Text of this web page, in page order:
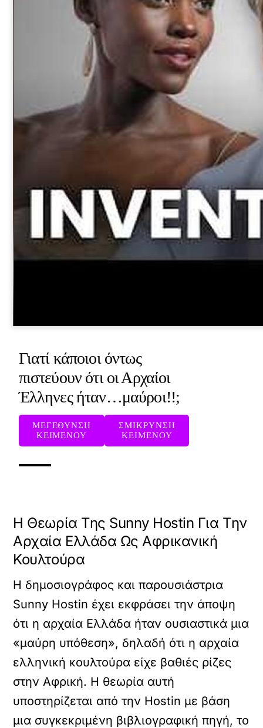
Γιατί κάποιοι όντως
πιστεύουν ότι οι Αρχαίοι
Έλληνες ήταν…μαύροι!!;
ΜΕΓΕΘΥΝΣΗ
ΚΕΙΜΕΝΟΥ
ΣΜΙΚΡΥΝΣΗ
ΚΕΙΜΕΝΟΥ
Η Θεωρία Της Sunny Hostin Για Την
Αρχαία Ελλάδα Ως Αφρικανική
Κουλτούρα
Η δημοσιογράφος και παρουσιάστρια
Sunny Hostin έχει εκφράσει την άποψη
ότι η αρχαία Ελλάδα ήταν ουσιαστικά μια
«μαύρη υπόθεση», δηλαδή ότι η αρχαία
ελληνική κουλτούρα είχε βαθιές ρίζες
στην Αφρική. Η θεωρία αυτή
υποστηρίζεται από την Hostin με βάση
μια συγκεκριμένη βιβλιογραφική πηγή, το